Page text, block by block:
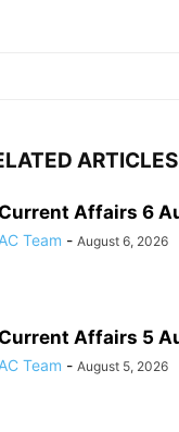
ARTICLES
Affairs 6
Team - August 6, 2026
Affairs 5
Team - August 5, 2026